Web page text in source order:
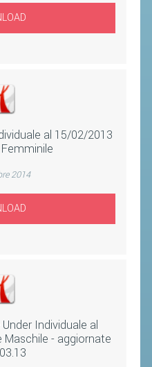
al 15/02/2013
2014
Individuale al
- aggiornate
NAZIONALE
DELLA GIOVENTÙ
SHUTTLE TIME
CONI
SPORT E SALUTE